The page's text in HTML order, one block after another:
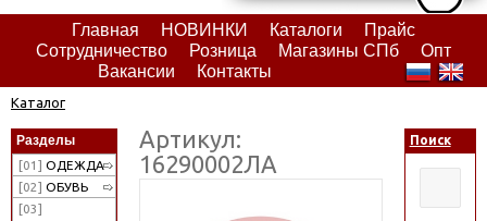
Главная НОВИНКИ Каталоги
Прайс
Сотрудничество
Розница Магазины СПб
Опт
Вакансии
Контакты
Каталог
Разделы
[01] ОДЕЖДА
[02] ОБУВЬ
[03]
Артикул:
16290002ЛА
Поиск